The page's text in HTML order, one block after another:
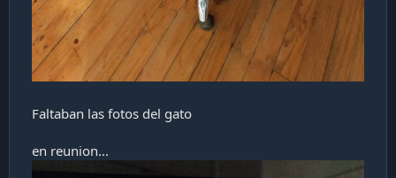
Faltaban las fotos del gato
en reunion...